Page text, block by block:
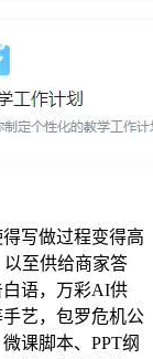
写做过程变得高
至供给商家答
语，万彩AI供
艺，包罗危机公
课脚本、PPT纲